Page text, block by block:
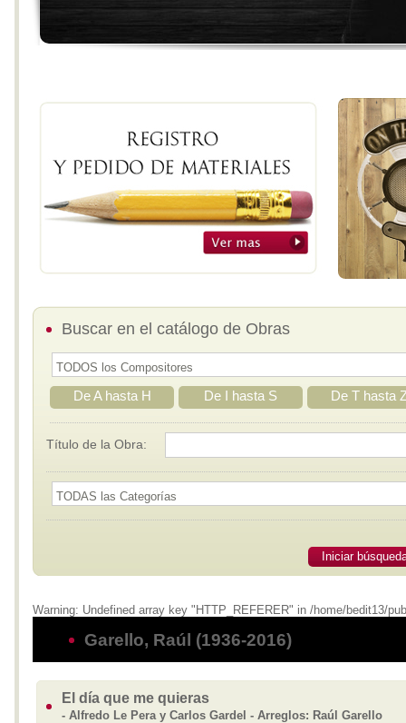
Buscar en el catálogo de Obras
De A hasta H De I hasta S De T hasta
Título de la Obra:
Iniciar
Warning: Undefined array key "HTTP_REFERER" in /home/bedit13/
Garello, Raúl (1936-2016)
El día que me quieras
- Alfredo Le Pera y Carlos Gardel - Arreglos: Raúl Garello